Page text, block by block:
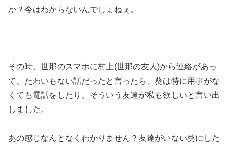
か？今はわからないんでしょねぇ。
その時、世那のスマホに村上(世那の友人)から連絡があっ
て、たわいもない話だったと言ったら、葵は特に用事がな
くても電話をしたり、そういう友達が私も欲しいと言い出
しました。
あの感じなんとなくわかりません？友達がいない葵にした